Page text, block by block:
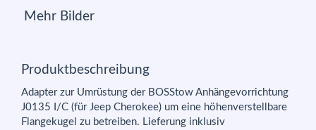
Mehr Bilder
Produktbeschreibung
Adapter zur Umrüstung der BOSStow Anhängevorrichtung
J0135 I/C (für Jeep Cherokee) um eine höhenverstellbare
Flangekugel zu betreiben. Lieferung inklusiv